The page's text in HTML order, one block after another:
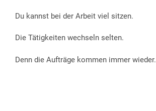
Du kannst bei der Arbeit viel sitzen.
Die Tätigkeiten wechseln selten.
Denn die Aufträge kommen immer wieder.